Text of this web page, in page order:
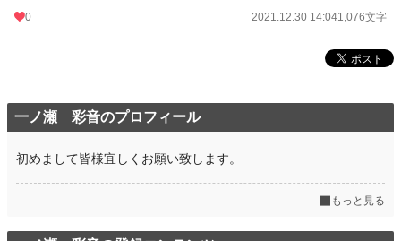
0 2021.12.30 14:041,076文字
一ノ瀬 彩音のプロフィール
初めまして皆様宜しくお願い致します。
もっと見る